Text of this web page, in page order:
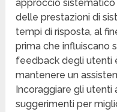
approccio
delle prestazioni di
tempi di risposta, al
prima che influiscano
feedback degli utenti
mantenere un
Incoraggiare gli
suggerimenti per